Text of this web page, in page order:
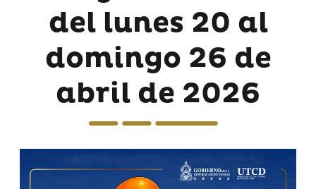
del lunes 20 al
domingo 26 de
abril de 2026